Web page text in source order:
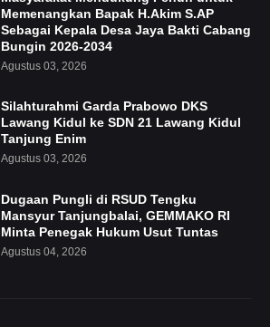
Memenangkan Bapak H.Akim S.AP
Sebagai Kepala Desa Jaya Bakti Cabang
Bungin 2026-2034
Agustus 03, 2026
Silahturahmi Garda Prabowo DKS
Lawang Kidul ke SDN 21 Lawang Kidul
Tanjung Enim
Agustus 03, 2026
Dugaan Pungli di RSUD Tengku
Mansyur Tanjungbalai, GEMMAKO RI
Minta Penegak Hukum Usut Tuntas
Agustus 04, 2026